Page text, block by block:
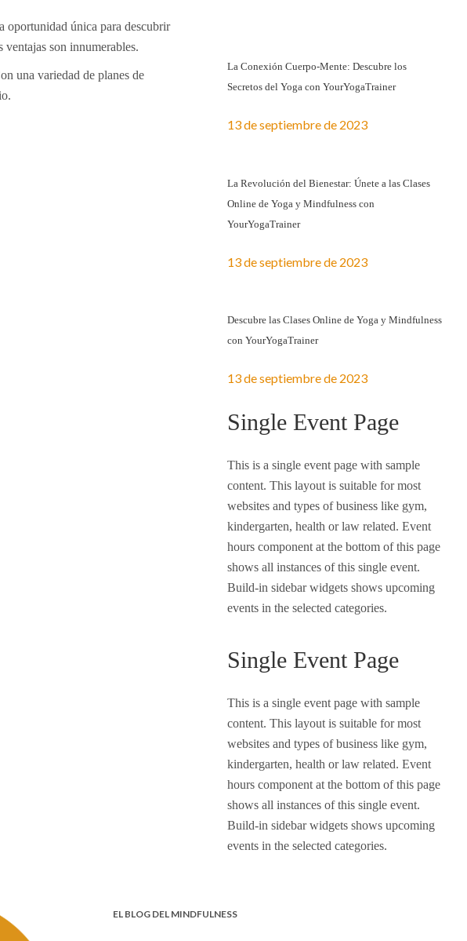
oportunidad única para descubrir
son innumerables.
una variedad de planes de
La Conexión Cuerpo-Mente: Descubre los
Secretos del Yoga con YourYogaTrainer
13 de septiembre de 2023
La Revolución del Bienestar: Únete a las Clases
Online de Yoga y Mindfulness con
YourYogaTrainer
13 de septiembre de 2023
Descubre las Clases Online de Yoga y Mindfulness
con YourYogaTrainer
13 de septiembre de 2023
Single Event Page
This is a single event page with sample
content. This layout is suitable for most
websites and types of business like gym,
kindergarten, health or law related. Event
hours component at the bottom of this page
shows all instances of this single event.
Build-in sidebar widgets shows upcoming
events in the selected categories.
Single Event Page
This is a single event page with sample
content. This layout is suitable for most
websites and types of business like gym,
kindergarten, health or law related. Event
hours component at the bottom of this page
shows all instances of this single event.
Build-in sidebar widgets shows upcoming
events in the selected categories.
EL BLOG DEL MINDFULNESS